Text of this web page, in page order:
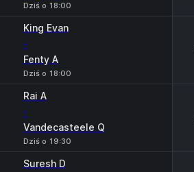
Dziś o 18:00
King Evan
-
Fenty A
Dziś o 18:00
Rai A
-
Vandecasteele Q
Dziś o 19:30
Suresh D